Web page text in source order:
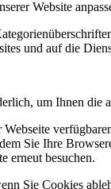
Website
und auf die
um Ihnen die
Sie Ihre
erneut besuchen.
Sie Cookies